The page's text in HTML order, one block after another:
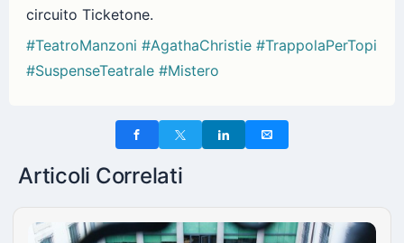
circuito Ticketone.
#TeatroManzoni #AgathaChristie #TrappolaPerTopi
#SuspenseTeatrale #Mistero
Articoli Correlati